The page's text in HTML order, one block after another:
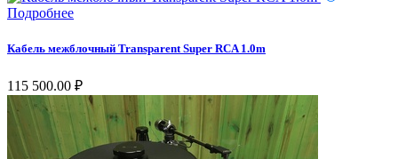
Подробнее
Кабель межблочный Transparent Super RCA 1.0m
115 500.00 ₽